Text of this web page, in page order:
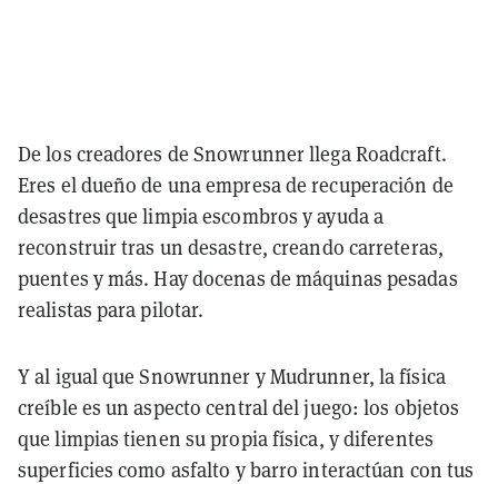
De los creadores de Snowrunner llega Roadcraft.
Eres el dueño de una empresa de recuperación de
desastres que limpia escombros y ayuda a
reconstruir tras un desastre, creando carreteras,
puentes y más. Hay docenas de máquinas pesadas
realistas para pilotar.
Y al igual que Snowrunner y Mudrunner, la física
creíble es un aspecto central del juego: los objetos
que limpias tienen su propia física, y diferentes
superficies como asfalto y barro interactúan con tus